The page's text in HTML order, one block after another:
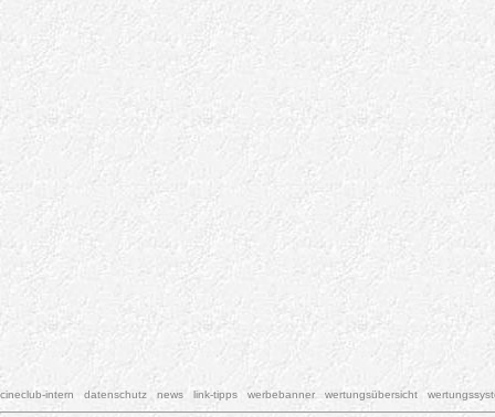
cineclub-intern datenschutz news link-tipps werbebanner wertungsübersicht